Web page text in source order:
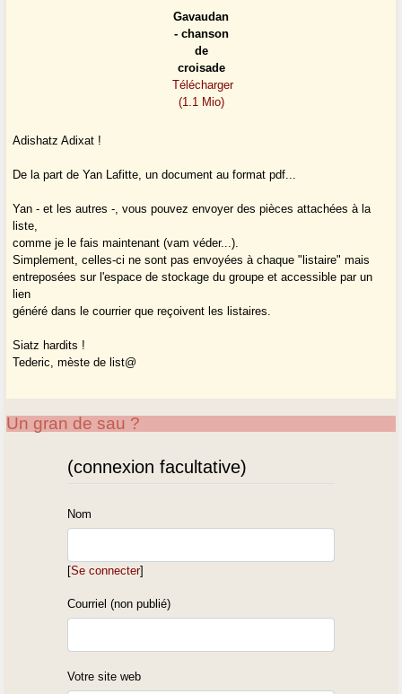
Gavaudan
- chanson
de
croisade
Télécharger
(1.1 Mio)
Adishatz Adixat !
De la part de Yan Lafitte, un document au format pdf...
Yan - et les autres -, vous pouvez envoyer des pièces attachées à la
liste,
comme je le fais maintenant (vam véder...).
Simplement, celles-ci ne sont pas envoyées à chaque "listaire" mais
entreposées sur l'espace de stockage du groupe et accessible par un
lien
généré dans le courrier que reçoivent les listaires.
Siatz hardits !
Tederic, mèste de list@
Un gran de sau ?
(connexion facultative)
Nom
[Se connecter]
Courriel (non publié)
Votre site web